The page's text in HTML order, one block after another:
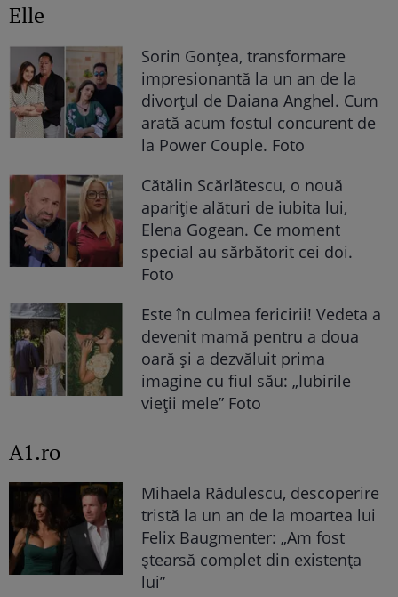
Elle
Sorin Gonțea, transformare
impresionantă la un an de la
divorțul de Daiana Anghel. Cum
arată acum fostul concurent de
la Power Couple. Foto
Cătălin Scărlătescu, o nouă
apariție alături de iubita lui,
Elena Gogean. Ce moment
special au sărbătorit cei doi.
Foto
Este în culmea fericirii! Vedeta a
devenit mamă pentru a doua
oară și a dezvăluit prima
imagine cu fiul său: „Iubirile
vieții mele” Foto
A1.ro
Mihaela Rădulescu, descoperire
tristă la un an de la moartea lui
Felix Baugmenter: „Am fost
ștearsă complet din existența
lui”